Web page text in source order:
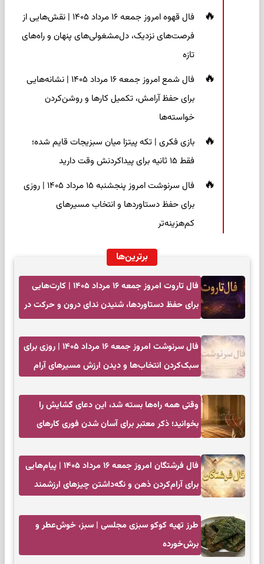
فال قهوه امروز جمعه ۱۶ مرداد ۱۴۰۵ | نقش‌هایی از
فرصت‌های نزدیک، دل‌مشغولی‌های پنهان و راه‌های
تازه
فال شمع امروز جمعه ۱۶ مرداد ۱۴۰۵ | نشانه‌هایی
برای حفظ آرامش، تکمیل کارها و روشن‌کردن
خواسته‌ها
بازی فکری | تکه پیتزا میان سبزیجات قایم شده؛
فقط ۱۵ ثانیه برای پیداکردنش وقت دارید
فال سرنوشت امروز پنجشنبه ۱۵ مرداد ۱۴۰۵ | روزی
برای حفظ دستاوردها و انتخاب مسیرهای
کم‌هزینه‌تر
برترین‌ها
فال تاروت امروز جمعه ۱۶ مرداد ۱۴۰۵ | کارت‌هایی
برای حفظ دستاوردها، شنیدن ندای درون و حرکت در
فال سرنوشت امروز جمعه ۱۶ مرداد ۱۴۰۵ | روزی برای
سبک‌کردن انتخاب‌ها و دیدن ارزش مسیرهای آرام
وقتی همه راه‌ها بسته شد، این دعای گشایش را
بخوانید؛ ذکر معتبر برای آسان شدن فوری کارهای
فال فرشتگان امروز جمعه ۱۶ مرداد ۱۴۰۵ | پیام‌هایی
برای آرام‌کردن ذهن و نگه‌داشتن چیزهای ارزشمند
طرز تهیه کوکو سبزی مجلسی | سبز، خوش‌عطر و
برش‌خورده